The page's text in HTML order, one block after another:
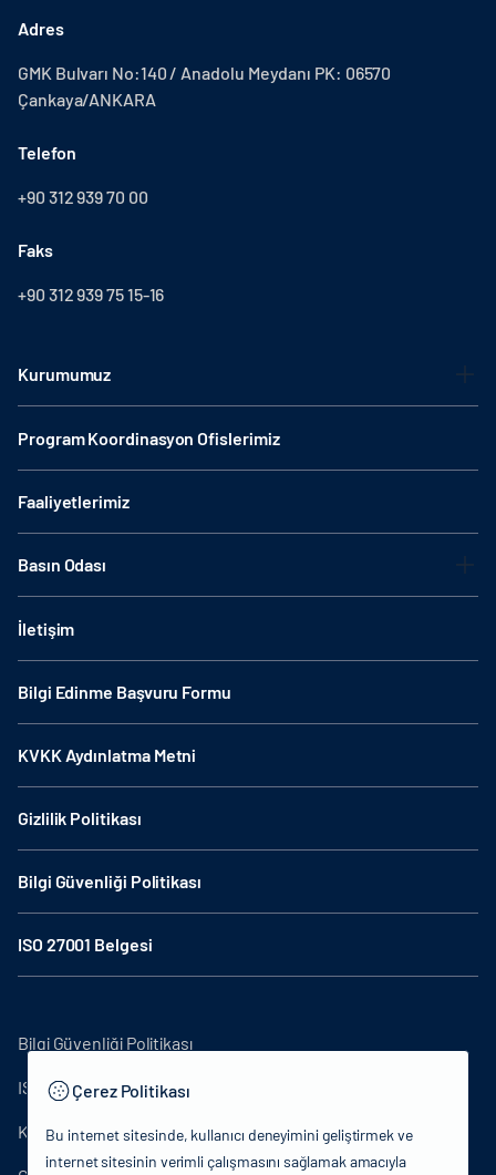
Adres
GMK Bulvarı No:140 / Anadolu Meydanı PK: 06570
Çankaya/ANKARA
Telefon
+90 312 939 70 00
Faks
+90 312 939 75 15-16
Kurumumuz
Program Koordinasyon Ofislerimiz
Faaliyetlerimiz
Basın Odası
İletişim
Bilgi Edinme Başvuru Formu
KVKK Aydınlatma Metni
Gizlilik Politikası
Bilgi Güvenliği Politikası
ISO 27001 Belgesi
Bilgi Güvenliği Politikası
ISO27001
KVKK Aydınlatma Metni
Çerez Politikası
Bu internet sitesinde, kullanıcı deneyimini geliştirmek ve
internet sitesinin verimli çalışmasını sağlamak amacıyla